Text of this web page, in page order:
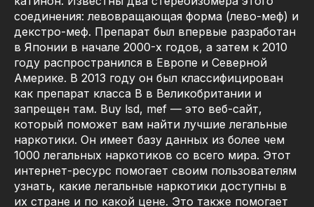
соединения: левовращающая форма (лево-меф) и
декстро-меф. Препарат был впервые разработан
в Японии в начале 2000-х годов, а затем к 2010
году распространился в Европе и Северной
Америке. В 2013 году он был классифицирован
как препарат класса B в Великобритании и
запрещен там. Buy lsd, mef — это веб-сайт,
который поможет вам найти лучшие легальные
наркотики. Он имеет базу данных из более чем
1000 легальных наркотиков со всего мира. Этот
интернет-ресурс помогает своим пользователям
узнать, какие легальные наркотики доступны в
их стране и по какой цене. Это также помогает